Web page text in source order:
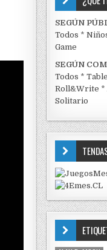
SEGÚN
Todos *
Game
SEGÚN
Todos *
Roll&Write *
Solitario